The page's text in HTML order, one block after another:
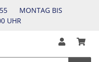
MONTAG BIS
UHR